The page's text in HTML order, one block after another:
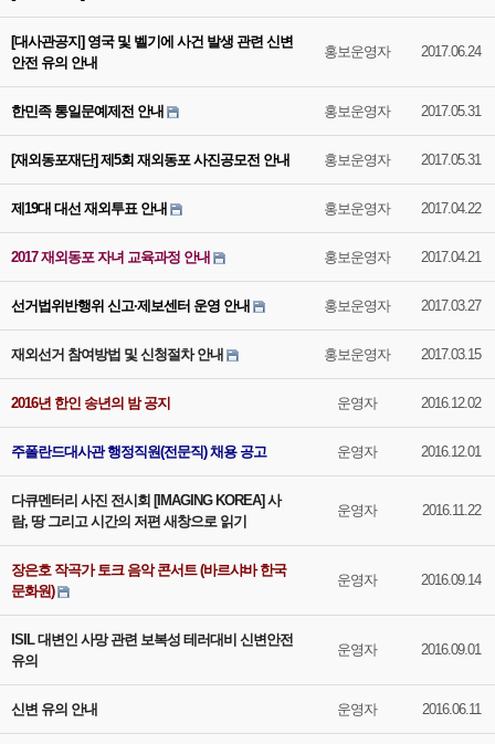
[대사관공지] 영국 및 벨기에 사건 발생 관련 신변
안전 유의 안내
홍보운영자 2017.06.24
한민족 통일문예제전 안내 홍보운영자 2017.05.31
[재외동포재단] 제5회 재외동포 사진공모전 안내 홍보운영자 2017.05.31
제19대 대선 재외투표 안내 홍보운영자 2017.04.22
2017 재외동포 자녀 교육과정 안내 홍보운영자 2017.04.21
선거법위반행위 신고·제보센터 운영 안내 홍보운영자 2017.03.27
재외선거 참여방법 및 신청절차 안내 홍보운영자 2017.03.15
2016년 한인 송년의 밤 공지 운영자 2016.12.02
주폴란드대사관 행정직원(전문직) 채용 공고 운영자 2016.12.01
다큐멘터리 사진 전시회 [IMAGING KOREA] 사
람, 땅 그리고 시간의 저편 새창으로 읽기
운영자 2016.11.22
장은호 작곡가 토크 음악 콘서트 (바르샤바 한국
문화원)
운영자 2016.09.14
ISIL 대변인 사망 관련 보복성 테러대비 신변안전
유의
운영자 2016.09.01
신변 유의 안내 운영자 2016.06.11